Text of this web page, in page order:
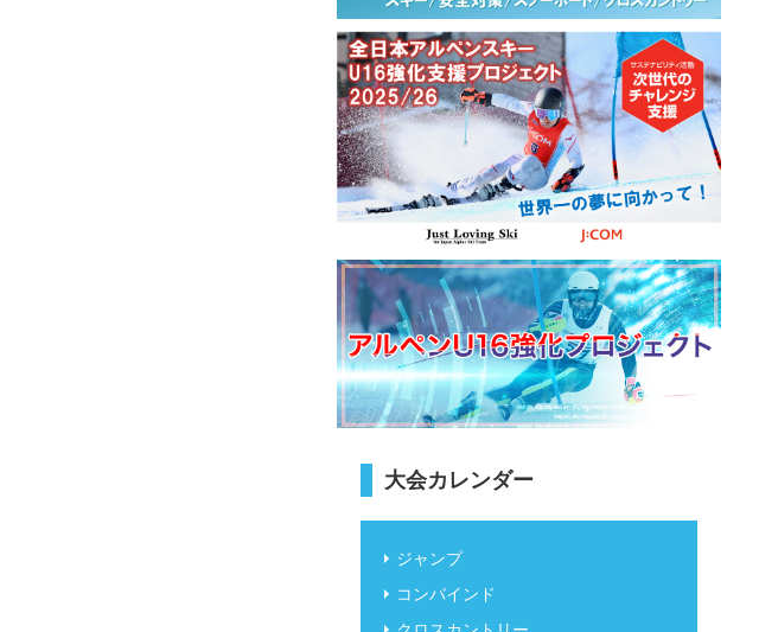
大会カレンダー
ジャンプ
コンバインド